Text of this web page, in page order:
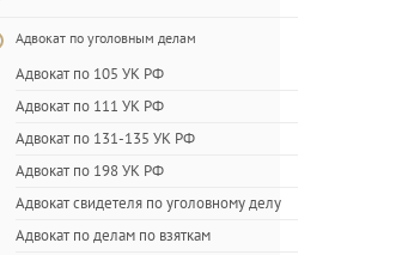
Адвокат по уголовным делам
Адвокат по 105 УК РФ
Адвокат по 111 УК РФ
Адвокат по 131-135 УК РФ
Адвокат по 198 УК РФ
Адвокат свидетеля по уголовному делу
Адвокат по делам по взяткам